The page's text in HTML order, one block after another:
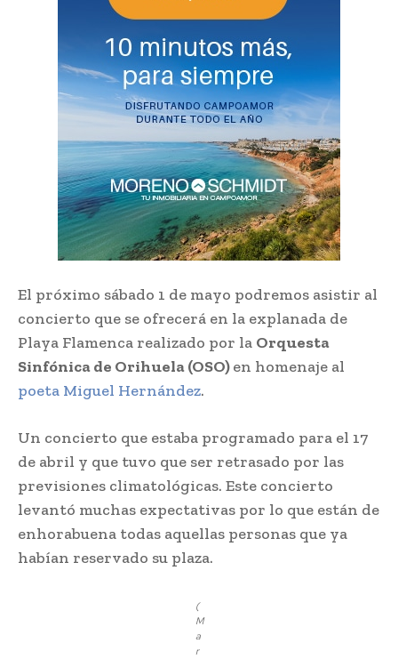
El próximo sábado 1 de mayo podremos asistir al
concierto que se ofrecerá en la explanada de
Playa Flamenca realizado por la Orquesta
Sinfónica de Orihuela (OSO)en homenaje al
poeta Miguel Hernández.
Un concierto que estaba programado para el 17
de abril y que tuvo que ser retrasado por las
previsiones climatológicas. Este concierto
levantó muchas expectativas por lo que están de
enhorabuena todas aquellas personas que ya
habían reservado su plaza.
(
M
a
r